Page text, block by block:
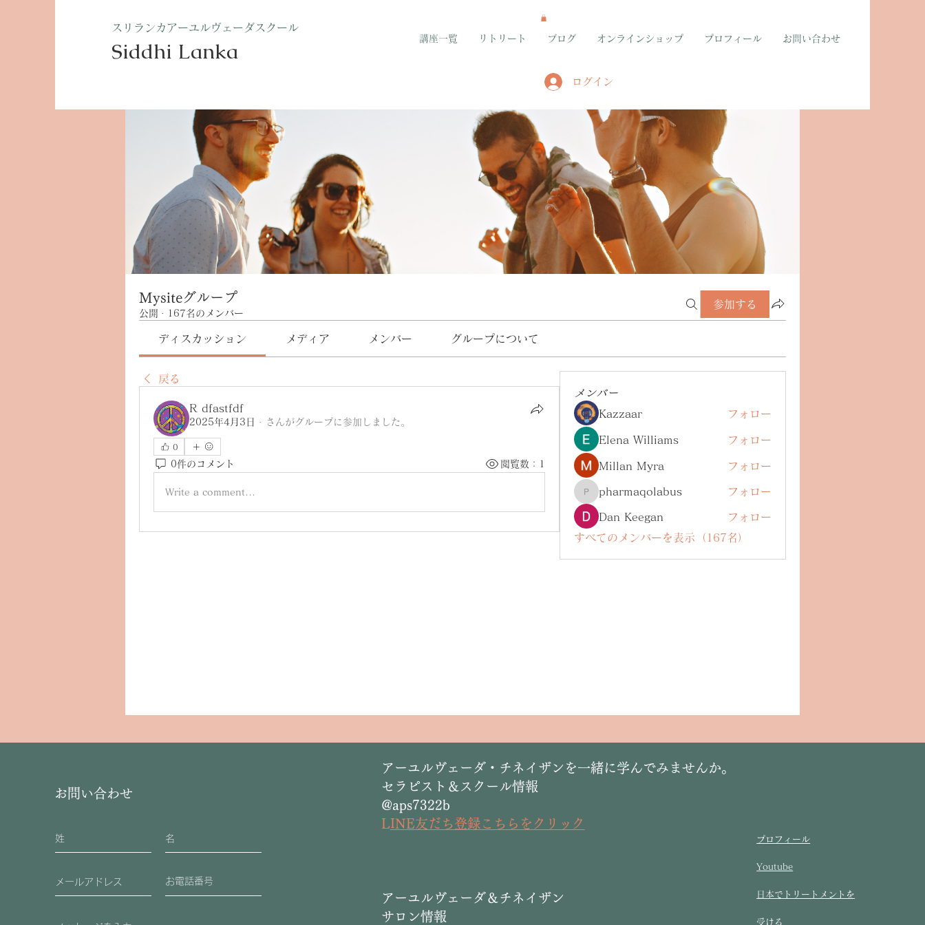
​スリランカアーユルヴェーダスクール
Siddhi Lanka​ 講座一覧 リトリート ブログ オンラインショップ プロフィール お問い合わせ
ログイン
Mysiteグループ
公開 · 167名のメンバー
参加する
ディスカッション メディア メンバー グループについて
戻る
R dfastfdf
2025年4月3日 · さんがグループに参加しました。
0
0件のコメント 閲覧数：1
Write a comment...
メンバー
Kazzaar
フォロー
Elena Williams フォロー
Millan Myra フォロー
pharmaqolabus
pharmaqolabus フォロー
Dan Keegan
フォロー
すべてのメンバーを表示（167名）
お問い合わせ
​アーユルヴェーダ・チネイザンを一緒に学んでみませんか。
セラピスト＆スクール情報
@aps7322b
LINE友だち登録こちらをクリック
​アーユルヴェーダ＆チネイザン
サロン情報
プロフィール
Youtube
​日本でトリートメントを
受ける​